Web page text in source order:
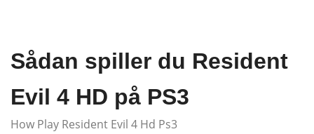
Sådan spiller du Resident
Evil 4 HD på PS3
How Play Resident Evil 4 Hd Ps3